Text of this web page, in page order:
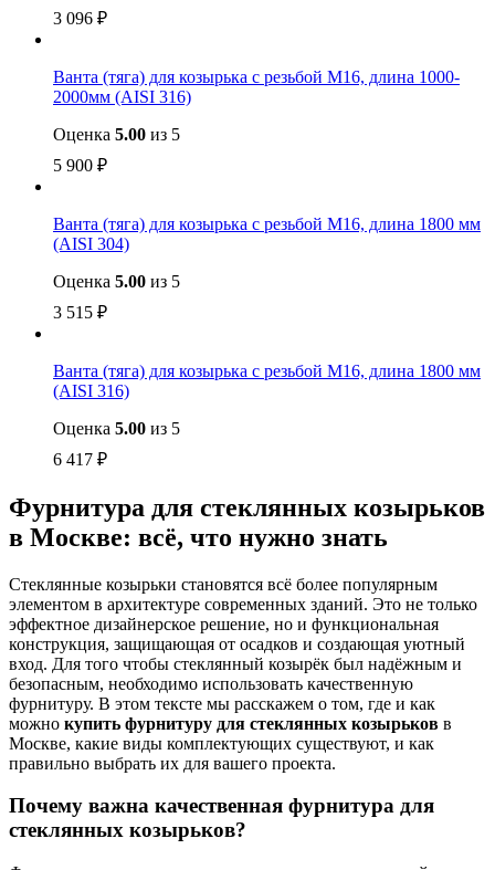
3 096 ₽
Ванта (тяга) для козырька с резьбой М16, длина 1000-
2000мм (AISI 316)
Оценка 5.00 из 5
5 900 ₽
Ванта (тяга) для козырька с резьбой М16, длина 1800 мм
(AISI 304)
Оценка 5.00 из 5
3 515 ₽
Ванта (тяга) для козырька с резьбой М16, длина 1800 мм
(AISI 316)
Оценка 5.00 из 5
6 417 ₽
Фурнитура для стеклянных козырьков
в Москве: всё, что нужно знать
Стеклянные козырьки становятся всё более популярным
элементом в архитектуре современных зданий. Это не только
эффектное дизайнерское решение, но и функциональная
конструкция, защищающая от осадков и создающая уютный
вход. Для того чтобы стеклянный козырёк был надёжным и
безопасным, необходимо использовать качественную
фурнитуру. В этом тексте мы расскажем о том, где и как
можно купить фурнитуру для стеклянных козырьков в
Москве, какие виды комплектующих существуют, и как
правильно выбрать их для вашего проекта.
Почему важна качественная фурнитура для
стеклянных козырьков?